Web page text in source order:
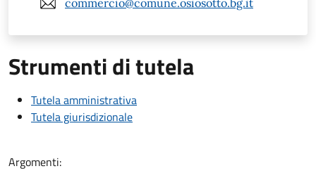
commercio@comune.osiosotto.bg.it
Strumenti di tutela
Tutela amministrativa
Tutela giurisdizionale
Argomenti: